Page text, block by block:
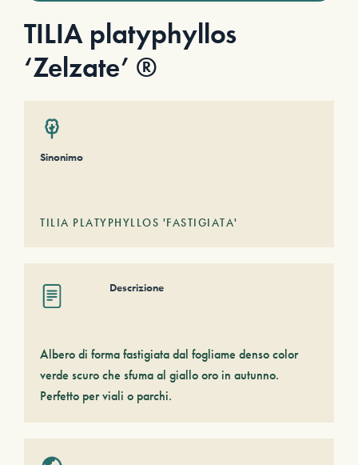
TILIA platyphyllos
‘Zelzate’ ®
Sinonimo
TILIA PLATYPHYLLOS 'FASTIGIATA'
Descrizione
Albero di forma fastigiata dal fogliame denso color
verde scuro che sfuma al giallo oro in autunno.
Perfetto per viali o parchi.